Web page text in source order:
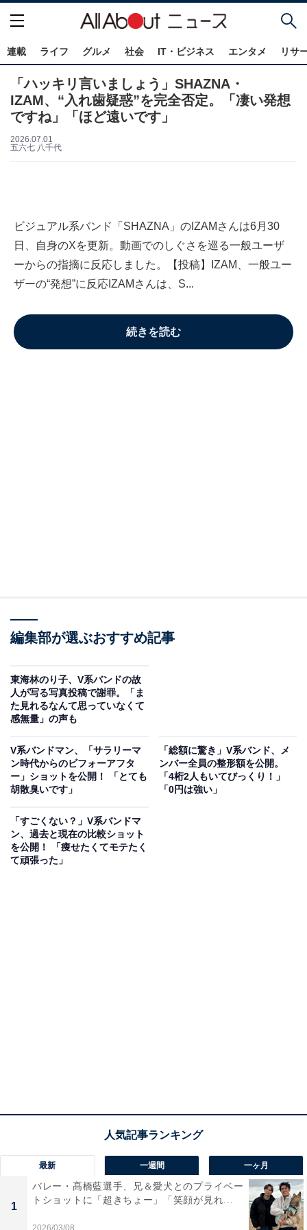
連載 ライフ グルメ 社会 IT・ビジネス エンタメ リサ
「ハッキリ言いましょう」SHAZNA・
IZAM、“入れ歯疑惑”を完全否定。「凄い発想
ですね」「ほど遠いです」
2026.07.01
五六七 八千代
ビジュアル系バンド「SHAZNA」のIZAMさんは6月30
日、自身のXを更新。動画でのしぐさを巡る一般ユーザ
ーからの指摘に反応しました。【投稿】IZAM、一般ユー
ザーの“発想”に反応IZAMさんは、S...
続きを読む
編集部が選ぶおすすめ記事
東海林のり子、V系バンドの故
人が写る写真投稿で謝罪。「ま
た見れるなんて思っていなくて
感無量」の声も
V系バンドマン、「サラリーマ
ン時代からのビフォーアフタ
ー」ショットを公開！ 「とても
胡散臭いです」
「総額に驚き」V系バンド、メ
ンバー全員の整形額を公開。
「4桁2人もいてびっくり！」
「0円は強い」
「すごくない？」V系バンドマ
ン、過去と現在の比較ショット
を公開！ 「痩せたくてモテたく
て頑張った」
最新 一週間 一ヶ月
1
バレー・髙橋藍選手、兄＆愛犬とのプライベー
トショットに「超きちょー」「笑顔が見れ...